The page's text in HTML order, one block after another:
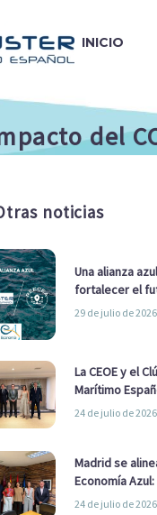
INICIO
del
noticias
Una alianza
fortalecer el
sector marítimo
29 de julio de 2026
La CEOE y el
Marítimo
refuerzan su
24 de julio de 2026
Madrid se
Economía
Marítimo
24 de julio de 2026